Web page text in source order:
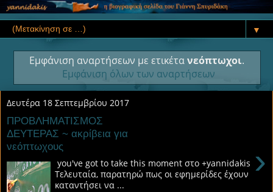
▼
Εμφάνιση αναρτήσεων με ετικέτανεόπτωχοι.
Εμφάνιση όλων των αναρτήσεων
Δευτέρα 18 Σεπτεμβρίου 2017
ΠΡΟΒΛΗΜΑΤΙΣΜΟΣ
ΔΕΥΤΕΡΑΣ ~ ακρίβεια για
νεόπτωχους
›
you've got to take this moment στο +yannidakis
Τελευταία, παρατηρώ πως οι εφημερίδες έχουν
καταντήσει να ...